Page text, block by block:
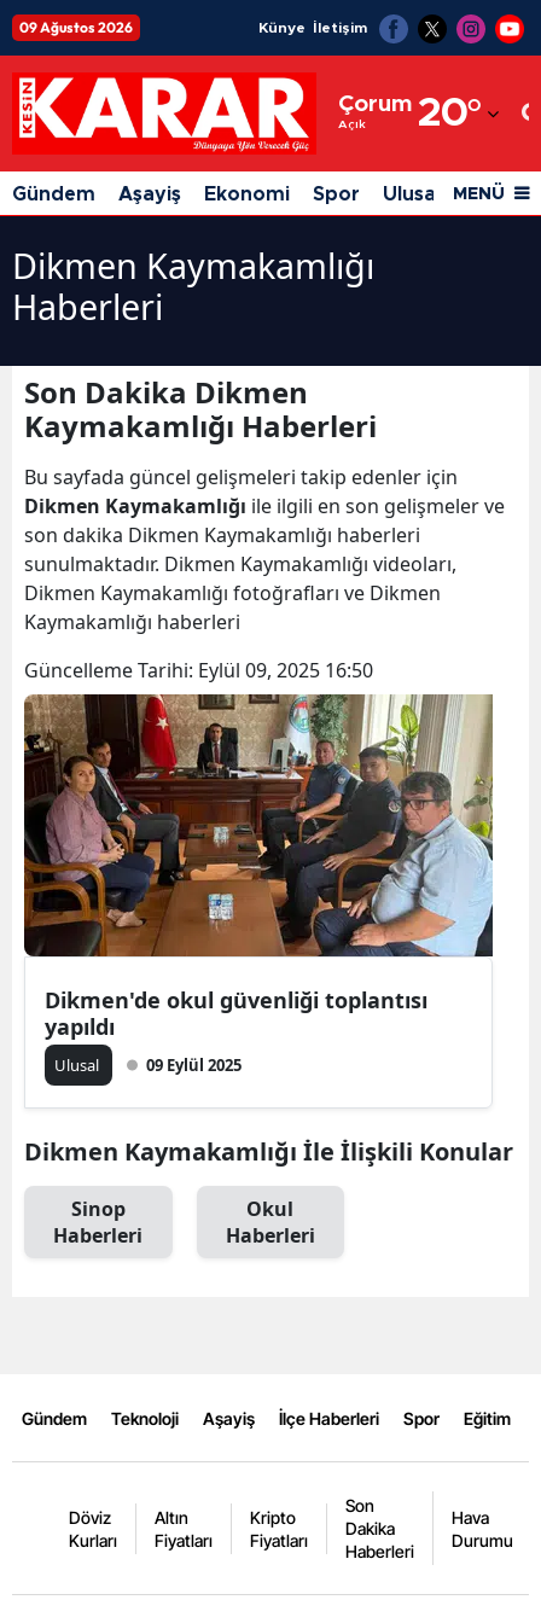
09 Ağustos 2026 Künye İletişim
Çorum
Açık 20°
Adıyaman
Afyonkarahisar
Ağrı
Antalya
Artvin
Aydın
Balıkesir
Bilecik
Bitlis
Bolu
Burdur
Bursa
Çanakkale
Çankırı
Çorum
Denizli
Edirne
Elazığ
Giresun
Gümüşhane
Hakkari
Hatay
Gündem Aşayiş Ekonomi Spor Ulusal Siyaset
MENÜ
Dikmen Kaymakamlığı
Haberleri
Son Dakika Dikmen
Kaymakamlığı Haberleri
Bu sayfada güncel gelişmeleri takip edenler için
Dikmen Kaymakamlığı ile ilgili en son gelişmeler ve
son dakika Dikmen Kaymakamlığı haberleri
sunulmaktadır. Dikmen Kaymakamlığı videoları,
Dikmen Kaymakamlığı fotoğrafları ve Dikmen
Kaymakamlığı haberleri
Güncelleme Tarihi: Eylül 09, 2025 16:50
Dikmen'de okul güvenliği toplantısı
yapıldı
Ulusal 09 Eylül 2025
Dikmen Kaymakamlığı İle İlişkili Konular
Sinop
Haberleri
Okul
Haberleri
Gündem Teknoloji Aşayiş İlçe Haberleri Spor Eğitim
Döviz
Kurları
Altın
Fiyatları
Kripto
Fiyatları
Son
Dakika
Haberleri
Hava
Durumu